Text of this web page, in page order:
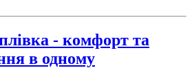
- комфорт та
в одному